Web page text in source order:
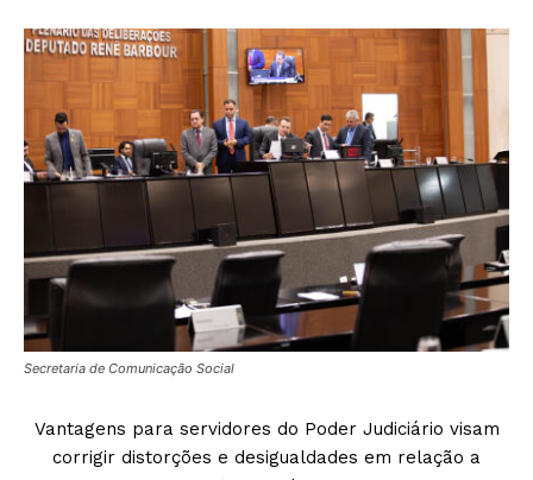
Secretaria de Comunicação Social
Vantagens para servidores do Poder Judiciário visam
corrigir distorções e desigualdades em relação a